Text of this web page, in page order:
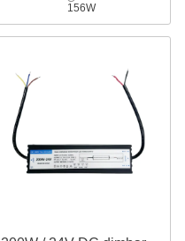
156W